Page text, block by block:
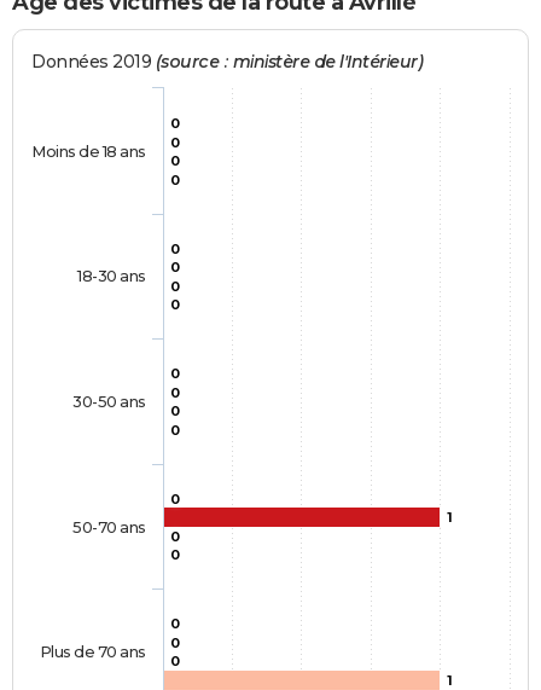
Données 2019 (source : ministère de l'Intérieur)
0
0
0
0
0
0
0
0
1
0
0
0
0
0
0
0
0
0
0
1
Moins de 18 ans
18-30 ans
30-50 ans
50-70 ans
Plus de 70 ans